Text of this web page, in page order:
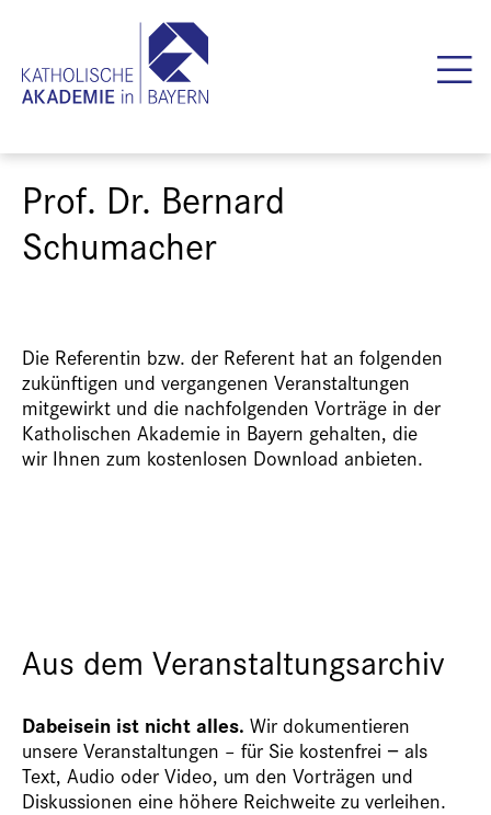
Prof. Dr. Bernard
Schumacher
Die Referentin bzw. der Referent hat an folgenden
zukünftigen und vergangenen Veranstaltungen
mitgewirkt und die nachfolgenden Vorträge in der
Katholischen Akademie in Bayern gehalten, die
wir Ihnen zum kostenlosen Download anbieten.
Aus dem Veranstaltungsarchiv
Dabeisein ist nicht alles. Wir dokumentieren
unsere Veranstaltungen – für Sie kostenfrei − als
Text, Audio oder Video, um den Vorträgen und
Diskussionen eine höhere Reichweite zu verleihen.